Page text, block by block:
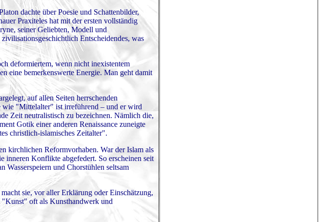
dachte über Poesie und Schattenbilder,
Praxiteles hat mit der ersten vollständig
seiner Geliebten, Modell und
Entscheidendes, was
deformiertem, wenn nicht inexistentem
eine bemerkenswerte Energie. Man geht damit
auf allen Seiten herrschenden
"Mittelalter" ist irreführend – und er wird
Zeit neutralistisch zu bezeichnen. Nämlich die,
Gotik einer anderen Renaissance zuneigte
christlich-islamisches Zeitalter".
kirchlichen Reformvorhaben. War der Islam als
inneren Konflikte abgefedert. So erscheinen seit
Wasserspeiern und Chorstühlen seltsam
sie, vor aller Erklärung oder Einschätzung,
"Kunst" oft als Kunsthandwerk und